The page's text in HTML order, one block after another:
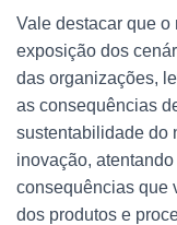
Vale destacar que
exposição dos
das organizações,
as consequências
sustentabilidade do
inovação,
consequências que
dos produtos e